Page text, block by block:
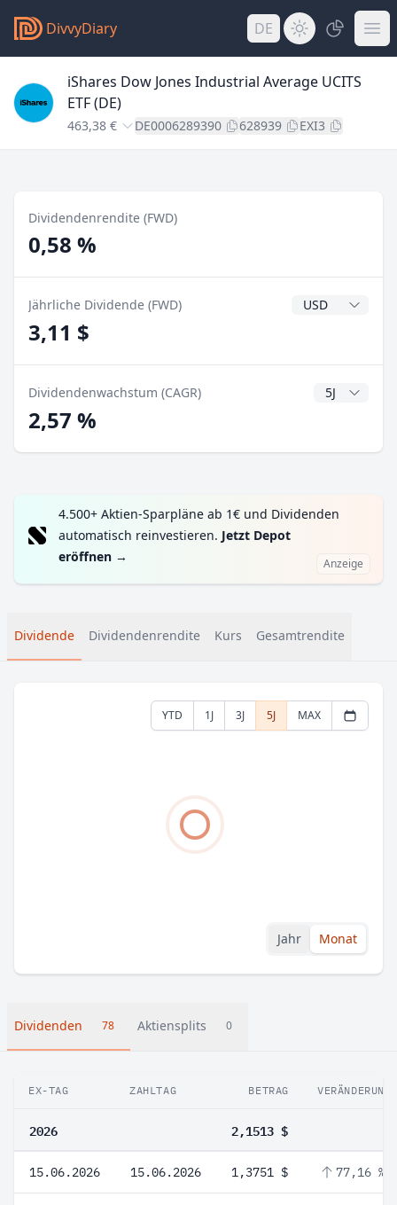
DivvyDiary DE
iShares Dow Jones Industrial Average UCITS
ETF (DE)
463,38 € DE0006289390 628939 EXI3
Dividendenrendite (FWD)
0,58 %
Jährliche Dividende (FWD)
3,11 $
Dividendenwachstum (CAGR) CAGR Jahre
2,57 %
4.500+ Aktien-Sparpläne ab 1€ und Dividenden
automatisch reinvestieren. Jetzt Depot
eröffnen → Anzeige
Dividende Dividendenrendite Kurs Gesamtrendite
YTD 1J 3J 5J MAX
Jahr Monat
Dividenden 78 Aktiensplits 0
EX-TAG ZAHLTAG BETRAG VERÄNDERUNG
2026 2,1513 $
15.06.2026 15.06.2026 1,3751 $ 77,16 %